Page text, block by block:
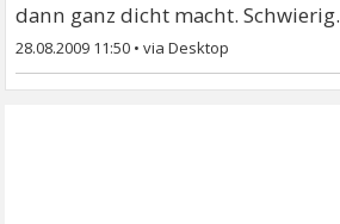
dann ganz dicht macht. Schwierig.
28.08.2009 11:50 •